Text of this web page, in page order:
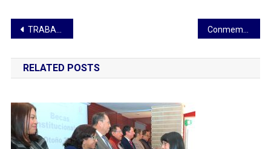
Navegación
de
entradas
TRABAJAMOS PARA QUE LAS TLAXCALTECAS DESCUBRAN Y CREAN EN SU PROPIO POTENCIAL: FERNANDA ESPINOSA
RELATED POSTS